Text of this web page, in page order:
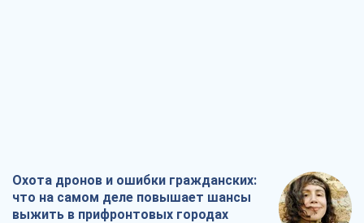
Охота дронов и ошибки гражданских:
что на самом деле повышает шансы
выжить в прифронтовых городах